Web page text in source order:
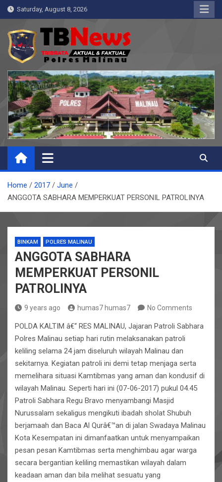
Skip
to
content
Saturday, August 8, 2026
Pelangiresmalinau.com
Beranda Warta Bhayangkara
Home 2017
June
ANGGOTA SABHARA MEMPERKUAT PERSONIL PATROLINYA
BINKAM POLRES MALINAU
ANGGOTA SABHARA
MEMPERKUAT PERSONIL
PATROLINYA
9 years ago humas7 humas7 No Comments
POLDA KALTIM â€“ RES MALINAU, Jajaran Patroli Sabhara
Polres Malinau setiap hari rutin melaksanakan patroli
keliling selama 24 jam diseluruh wilayah Malinau dan
sekitarnya. Kegiatan patroli ini demi tetap menjaga serta
memelihara situasi Kamtibmas yang aman dan kondusif di
wilayah Malinau. Seperti hari ini (07-06-2017) pukul 04.45
Patroli Sabhara Regu Bravo menyambangi Masjid
Nurussalam sekaligus mengikuti ibadah sholat Shubuh
berjamaah dan Baca Al Qurâ€™an di jalan Swadaya Malinau
Kota Kesempatan ini dimanfaatkan untuk menyampaikan
pesan pesan Kamtibmas serta menghimbau agar warga
secara bergantian keliling memastikan wilayah dalam
keadaan aman dan bila melihat sesuatu yang